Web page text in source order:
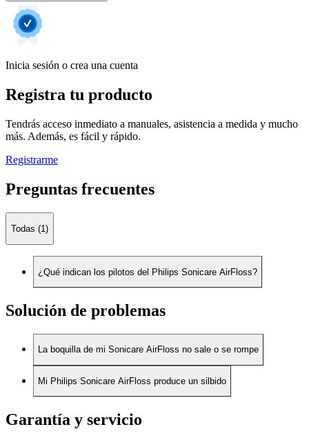
Inicia sesión o crea una cuenta
Registra tu producto
Tendrás acceso inmediato a manuales, asistencia a medida y mucho
más. Además, es fácil y rápido.
Registrarme
Preguntas frecuentes
Todas (1)
¿Qué indican los pilotos del Philips Sonicare AirFloss?
Solución de problemas
La boquilla de mi Sonicare AirFloss no sale o se rompe
Mi Philips Sonicare AirFloss produce un silbido
Garantía y servicio